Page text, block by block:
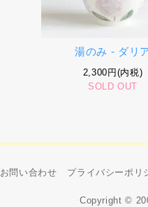
湯のみ - ダリ
2,300円(内税)
SOLD OUT
お問い合わせ プライバシーポリ
Copyright ©